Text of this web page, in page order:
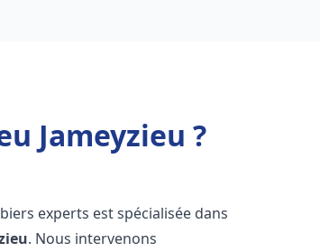
Jameyzieu ?
experts est spécialisée dans
. Nous intervenons